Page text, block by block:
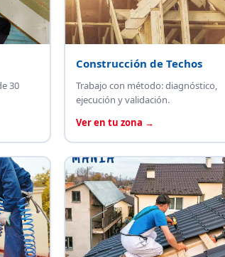
30
Construcción de Techos
Trabajo con método: diagnóstico,
ejecución y validación.
Ver en tu zona →